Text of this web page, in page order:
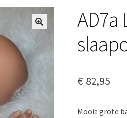
AD7a
€ 82,95
Mooie grote